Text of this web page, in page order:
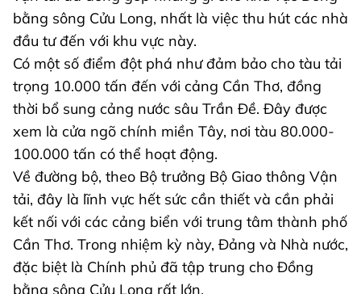
bằng sông Cửu Long, nhất là việc thu hút các nhà
đầu tư đến với khu vực này.
Có một số điểm đột phá như đảm bảo cho tàu tải
trọng 10.000 tấn đến với cảng Cần Thơ, đồng
thời bổ sung cảng nước sâu Trần Đề. Đây được
xem là cửa ngõ chính miền Tây, nơi tàu 80.000-
100.000 tấn có thể hoạt động.
Về đường bộ, theo Bộ trưởng Bộ Giao thông Vận
tải, đây là lĩnh vực hết sức cần thiết và cần phải
kết nối với các cảng biển với trung tâm thành phố
Cần Thơ. Trong nhiệm kỳ này, Đảng và Nhà nước,
đặc biệt là Chính phủ đã tập trung cho Đồng
bằng sông Cửu Long rất lớn.